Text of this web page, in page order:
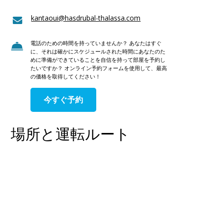
kantaoui@hasdrubal-thalassa.com
電話のための時間を持っていませんか？ あなたはすぐ
に、それは確かにスケジュールされた時間にあなたのた
めに準備ができていることを自信を持って部屋を予約し
たいですか？ オンライン予約フォームを使用して、最高
の価格を取得してください！
今すぐ予約
場所と運転ルート